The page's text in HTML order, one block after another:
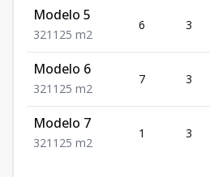
Modelo 5
321 125 m2
6 3
Modelo 6
321 125 m2
7 3
Modelo 7
321 125 m2
1 3